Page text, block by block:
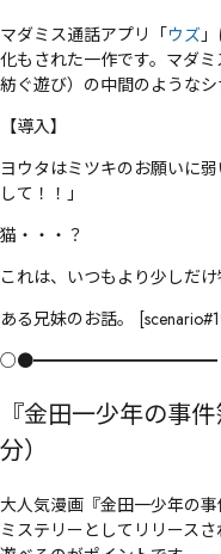
マダミス通話アプリ「ウズ
化もされた一作です。マダ
紡ぐ遊び）の中間のようなシ
【導入】
ヨウタはミツキのお願いに
して！！」
猫・・・？
これは、いつもより少しだ
ある兄妹のお話。
○●━━━━━━━━━━━・
『金田一少年の事
分）
大人気漫画『金田一少年の
ミステリーとしてリリース